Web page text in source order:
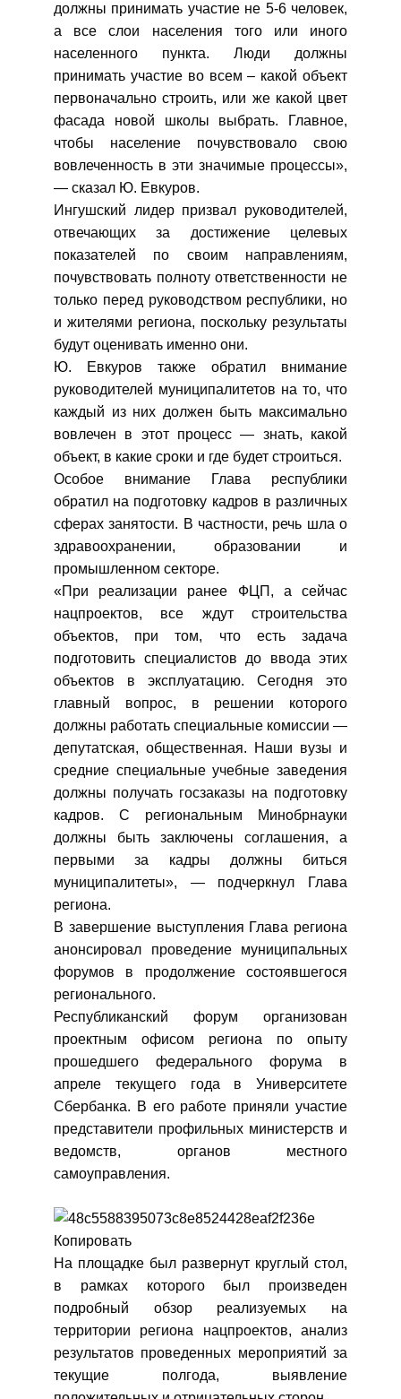
должны принимать участие не 5-6 человек,
а все слои населения того или иного
населенного пункта. Люди должны
принимать участие во всем – какой объект
первоначально строить, или же какой цвет
фасада новой школы выбрать. Главное,
чтобы население почувствовало свою
вовлеченность в эти значимые процессы»,
— сказал Ю. Евкуров.
Ингушский лидер призвал руководителей,
отвечающих за достижение целевых
показателей по своим направлениям,
почувствовать полноту ответственности не
только перед руководством республики, но
и жителями региона, поскольку результаты
будут оценивать именно они.
Ю. Евкуров также обратил внимание
руководителей муниципалитетов на то, что
каждый из них должен быть максимально
вовлечен в этот процесс — знать, какой
объект, в какие сроки и где будет строиться.
Особое внимание Глава республики
обратил на подготовку кадров в различных
сферах занятости. В частности, речь шла о
здравоохранении, образовании и
промышленном секторе.
«При реализации ранее ФЦП, а сейчас
нацпроектов, все ждут строительства
объектов, при том, что есть задача
подготовить специалистов до ввода этих
объектов в эксплуатацию. Сегодня это
главный вопрос, в решении которого
должны работать специальные комиссии —
депутатская, общественная. Наши вузы и
средние специальные учебные заведения
должны получать госзаказы на подготовку
кадров. С региональным Минобрнауки
должны быть заключены соглашения, а
первыми за кадры должны биться
муниципалитеты», — подчеркнул Глава
региона.
В завершение выступления Глава региона
анонсировал проведение муниципальных
форумов в продолжение состоявшегося
регионального.
Республиканский форум организован
проектным офисом региона по опыту
прошедшего федерального форума в
апреле текущего года в Университете
Сбербанка. В его работе приняли участие
представители профильных министерств и
ведомств, органов местного
самоуправления.
На площадке был развернут круглый стол,
в рамках которого был произведен
подробный обзор реализуемых на
территории региона нацпроектов, анализ
результатов проведенных мероприятий за
текущие полгода, выявление